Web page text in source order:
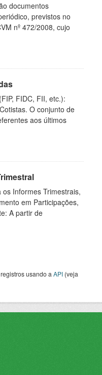
documentos
previstos no
nº 472/2008, cujo
FIDC, FII, etc.):
O conjunto de
aos últimos
Informes Trimestrais,
em Participações,
A partir de
usando a API (veja